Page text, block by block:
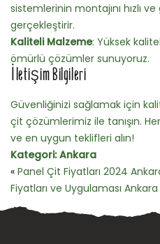
sistemlerinin montajını hızlı
gerçekleştirir.
Kaliteli Malzeme: Yüksek
ömürlü çözümler sunuyoruz.
İletişim Bilgileri
Güvenliğinizi sağlamak için
çit çözümlerimiz ile tanışın.
ve en uygun teklifleri alın!
Kategori:Ankara
« Panel Çit Fiyatları 2024
Fiyatları ve Uygulaması Ankara